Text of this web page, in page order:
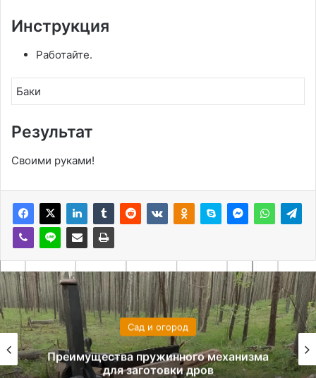
Инструкция
Работайте․
Баки
Результат
Своими руками!
Сад и огород
Преимущества пружинного механизма
для заготовки дров